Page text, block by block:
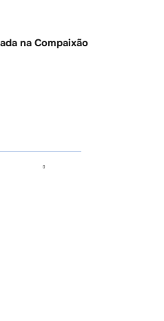
na Compaixão
0